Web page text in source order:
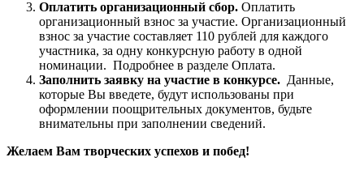
Оплатить организационный сбор. Оплатить
организационный взнос за участие. Организационный
взнос за участие составляет 110 рублей для каждого
участника, за одну конкурсную работу в одной
номинации. Подробнее в разделе Оплата.
Заполнить заявку на участие в конкурсе. Данные,
которые Вы введете, будут использованы при
оформлении поощрительных документов, будьте
внимательны при заполнении сведений.
Желаем Вам творческих успехов и побед!